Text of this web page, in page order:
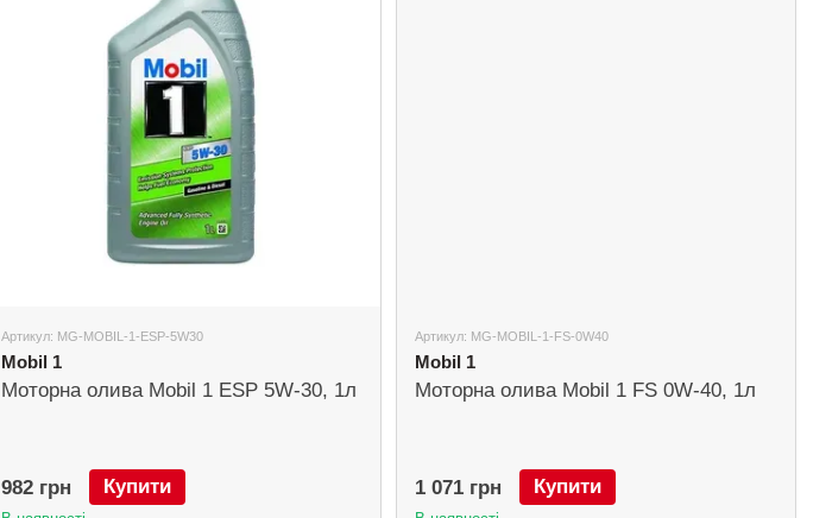
Артикул: MG-MOBIL-1-ESP-5W30
Mobil 1
Моторна олива Mobil 1 ESP 5W-30, 1л
982 грн Купити
Артикул: MG-MOBIL-1-FS-0W40
Mobil 1
Моторна олива Mobil 1 FS 0W-40, 1л
1 071 грн Купити